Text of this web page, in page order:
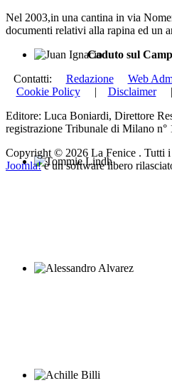
Tommie Lindh
Nel 2003,in una cantina in via
documenti relativi alla rapina ed un
Caduto sul
Contatti: Redazione Web
Cookie Policy| Disclaimer
Editore: Luca Boniardi, Direttore
registrazione Tribunale di Milano n°
Copyright © 2026 La Fenice . Tutti
Joomla!è un software libero